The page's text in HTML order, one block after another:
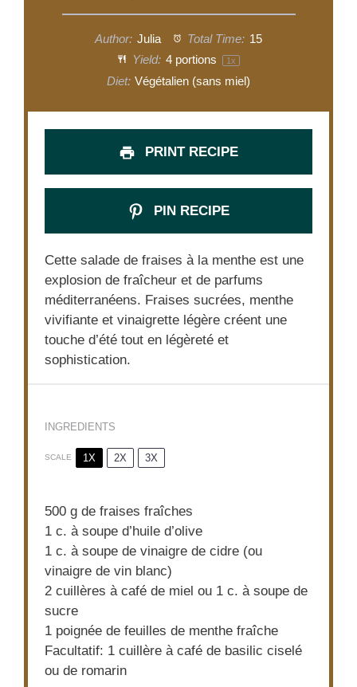
Author: Julia Total Time: 15
Yield: 4portions 1x
Diet: Végétalien (sans miel)
PRINT RECIPE
PIN RECIPE
Cette salade de fraises à la menthe est une
explosion de fraîcheur et de parfums
méditerranéens. Fraises sucrées, menthe
vivifiante et vinaigrette légère créent une
touche d’été tout en légèreté et
sophistication.
INGREDIENTS
SCALE 1X 2X 3X
500 g de fraises fraîches
1 c. à soupe d’huile d’olive
1 c. à soupe de vinaigre de cidre (ou
vinaigre de vin blanc)
2 cuillères à café de miel ou 1 c. à soupe de
sucre
1 poignée de feuilles de menthe fraîche
Facultatif: 1 cuillère à café de basilic ciselé
ou de romarin